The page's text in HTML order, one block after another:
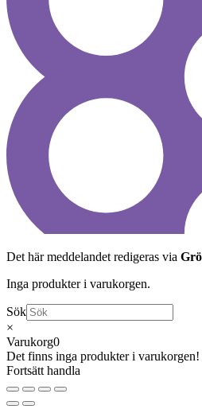
Det här meddelandet redigeras via
Inga produkter i varukorgen.
Sök
×
Varukorg0
Det finns inga produkter i varukorgen!
Fortsätt handla